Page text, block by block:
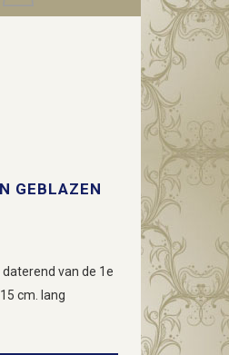
GEBLAZEN
van de 1e
cm. lang